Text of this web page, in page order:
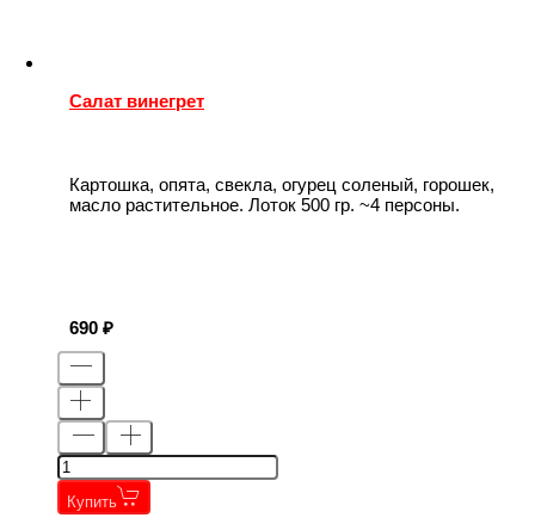
Салат винегрет
Картошка, опята, свекла, огурец соленый, горошек,
масло растительное. Лоток 500 гр. ~4 персоны.
690
Купить